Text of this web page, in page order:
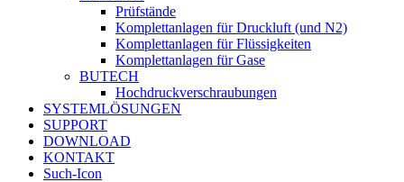
Prüfstände
Komplettanlagen für Druckluft (und N2)
Komplettanlagen für Flüssigkeiten
Komplettanlagen für Gase
BUTECH
Hochdruckverschraubungen
SYSTEMLÖSUNGEN
SUPPORT
DOWNLOAD
KONTAKT
Such-Icon